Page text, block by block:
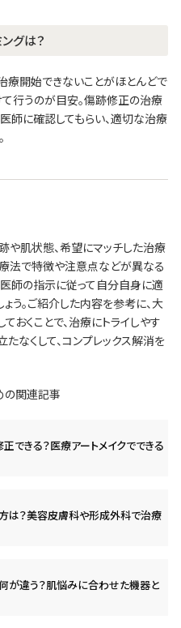
グは？
療開始できないことがほとんどで
行うのが目安。傷跡修正の治療
師に確認してもらい、適切な治療
や肌状態、希望にマッチした治療
法で特徴や注意点などが異なる
医師の指示に従って自分自身に適
う。ご紹介した内容を参考に、大
くことで、治療にトライしやす
なくして、コンプレックス解消を
の関連記事
できる？医療アートメイクでできる
は？美容皮膚科や形成外科で治療
が違う？肌悩みに合わせた機器と